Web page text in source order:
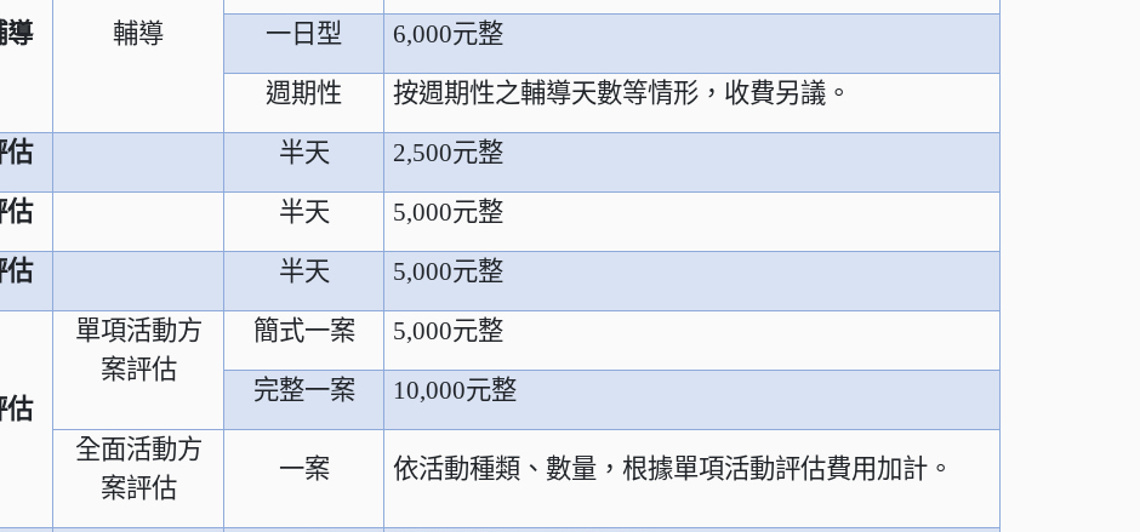
導 輔導 一日型 6,000元整
週期性 按週期性之輔導天數等情形，收費另議。
估 半天 2,500元整
估 半天 5,000元整
估 半天 5,000元整
估
單項活動方
案評估
簡式一案 5,000元整
完整一案 10,000元整
全面活動方
案評估
一案 依活動種類、數量，根據單項活動評估費用加計。